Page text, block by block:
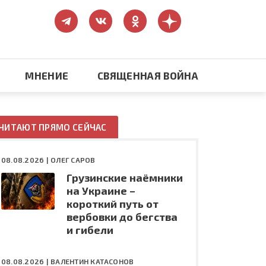
Конфликт на Украине
МНЕНИЕ СВЯЩЕННАЯ ВОЙНА
ПРЯМО СЕЙЧАС
08.08.2026 | ОЛЕГ САРОВ
Грузинские наёмники
на Украине –
короткий путь от
вербовки до бегства
и гибели
08.08.2026 | ВАЛЕНТИН КАТАСОНОВ